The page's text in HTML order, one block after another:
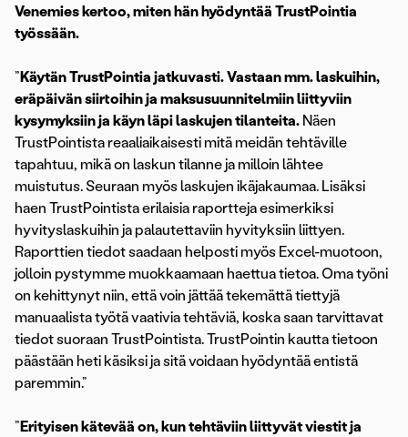
Venemies kertoo, miten hän hyödyntää TrustPointia
työssään.
” Käytän TrustPointia jatkuvasti. Vastaan mm. laskuihin,
eräpäivän siirtoihin ja maksusuunnitelmiin liittyviin
kysymyksiin ja käyn läpi laskujen tilanteita. Näen
TrustPointista reaaliaikaisesti mitä meidän tehtäville
tapahtuu, mikä on laskun tilanne ja milloin lähtee
muistutus. Seuraan myös laskujen ikäjakaumaa. Lisäksi
haen TrustPointista erilaisia raportteja esimerkiksi
hyvityslaskuihin ja palautettaviin hyvityksiin liittyen.
Raporttien tiedot saadaan helposti myös Excel-muotoon,
jolloin pystymme muokkaamaan haettua tietoa. Oma työni
on kehittynyt niin, että voin jättää tekemättä tiettyjä
manuaalista työtä vaativia tehtäviä, koska saan tarvittavat
tiedot suoraan TrustPointista. TrustPointin kautta tietoon
päästään heti käsiksi ja sitä voidaan hyödyntää entistä
paremmin.”
” Erityisen kätevää on, kun tehtäviin liittyvät viestit ja